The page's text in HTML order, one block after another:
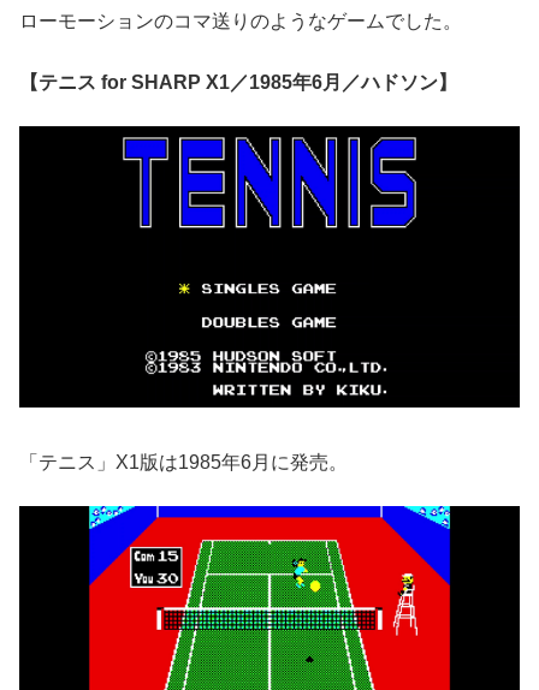
ローモーションのコマ送りのようなゲームでした。
【テニス for SHARP X1／1985年6月／ハドソン】
「テニス」X1版は1985年6月に発売。